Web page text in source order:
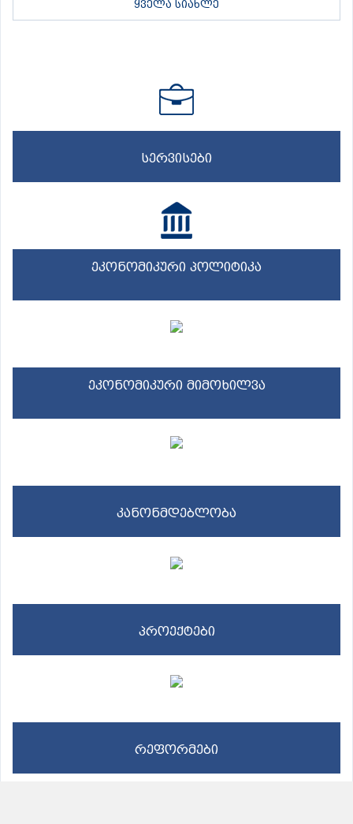
ყველა სიახლე
სერვისები
ეკონომიკური პოლიტიკა
ეკონომიკური მიმოხილვა
კანონმდებლობა
პროექტები
რეფორმები